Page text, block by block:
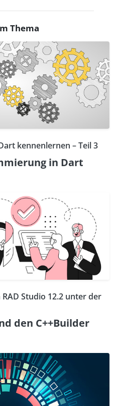
Thema
kennenlernen – Teil 3
in Dart
Studio 12.2 unter der
den C++Builder